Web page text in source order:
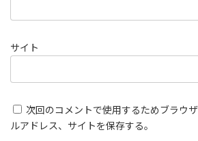
サイト
次回のコメントで使用するためブラウ
ルアドレス、サイトを保存する。